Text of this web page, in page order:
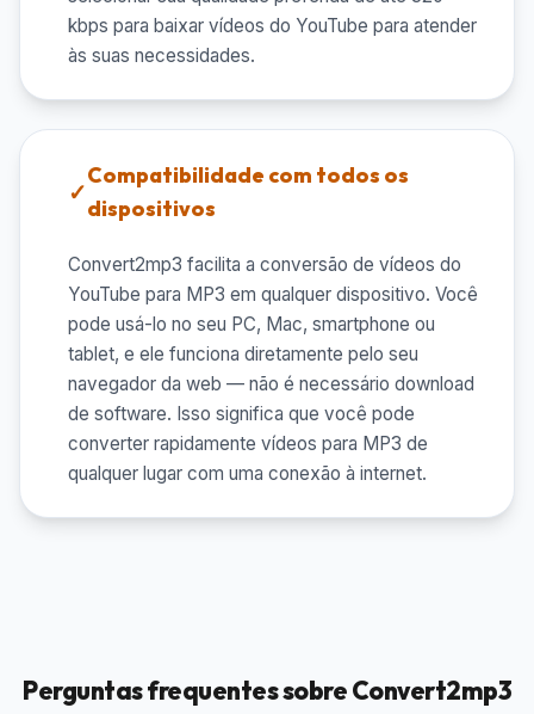
kbps para baixar vídeos do YouTube para atender
às suas necessidades.
Compatibilidade com todos os
dispositivos
Convert2mp3 facilita a conversão de vídeos do
YouTube para MP3 em qualquer dispositivo. Você
pode usá-lo no seu PC, Mac, smartphone ou
tablet, e ele funciona diretamente pelo seu
navegador da web — não é necessário download
de software. Isso significa que você pode
converter rapidamente vídeos para MP3 de
qualquer lugar com uma conexão à internet.
Perguntas frequentes sobre Convert2mp3